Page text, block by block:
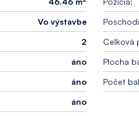
Vo výstavbe
2
áno
áno
áno
Celková
Plocha
Počet